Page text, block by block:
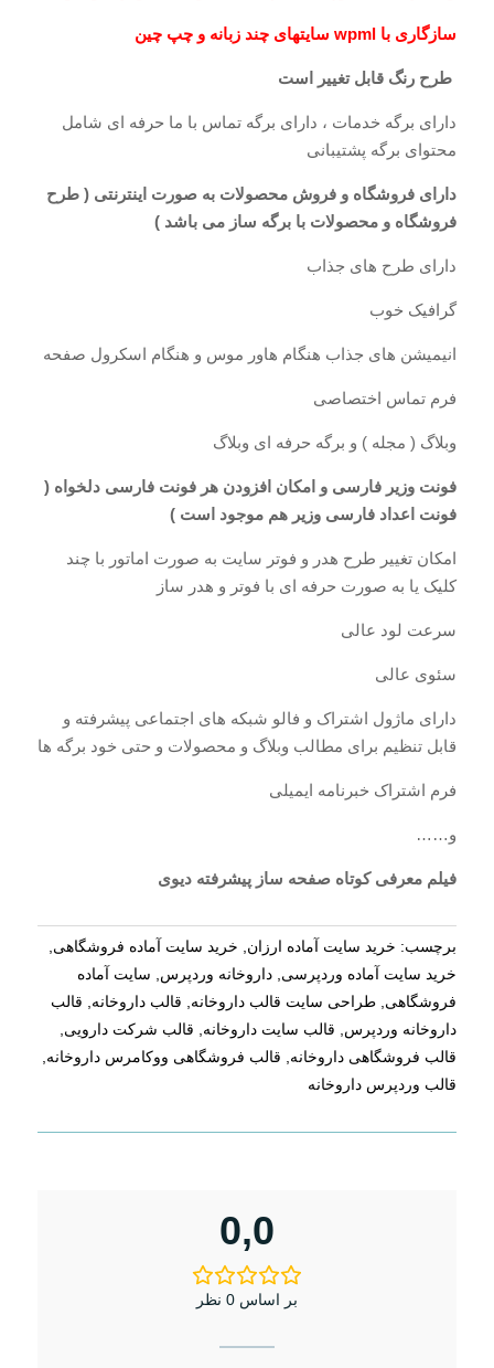
سازگاری با wpml سایتهای چند زبانه و چپ چین
طرح رنگ قابل تغییر است
دارای برگه خدمات ، دارای برگه تماس با ما حرفه ای شامل
محتوای برگه پشتیبانی
دارای فروشگاه و فروش محصولات به صورت اینترنتی ( طرح
فروشگاه و محصولات با برگه ساز می باشد )
دارای طرح های جذاب
گرافیک خوب
انیمیشن های جذاب هنگام هاور موس و هنگام اسکرول صفحه
فرم تماس اختصاصی
وبلاگ ( مجله ) و برگه حرفه ای وبلاگ
فونت وزیر فارسی و امکان افزودن هر فونت فارسی دلخواه (
فونت اعداد فارسی وزیر هم موجود است )
امکان تغییر طرح هدر و فوتر سایت به صورت اماتور با چند
کلیک یا به صورت حرفه ای با فوتر و هدر ساز
سرعت لود عالی
سئوی عالی
دارای ماژول اشتراک و فالو شبکه های اجتماعی پیشرفته و
قابل تنظیم برای مطالب وبلاگ و محصولات و حتی خود برگه ها
فرم اشتراک خبرنامه ایمیلی
و……
فیلم معرفی کوتاه صفحه ساز پیشرفته دیوی
برچسب: خرید سایت آماده ارزان خرید سایت آماده فروشگاهی
خرید سایت آماده وردپرسی داروخانه وردپرس
سایت آماده
فروشگاهی طراحی سایت قالب داروخانه قالب داروخانه
قالب
داروخانه وردپرس
قالب سایت داروخانه قالب شرکت دارویی
قالب فروشگاهی داروخانه
قالب فروشگاهی ووکامرس داروخانه
قالب وردپرس داروخانه
0,0
بر اساس 0 نظر